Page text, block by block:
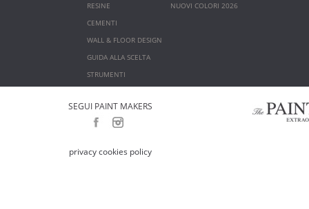
RESINE
CEMENTI
WALL & FLOOR DESIGN
GUIDA ALLA SCELTA
STRUMENTI
NUOVI COLORI 2026
SEGUI PAINT MAKERS
privacy cookies policy